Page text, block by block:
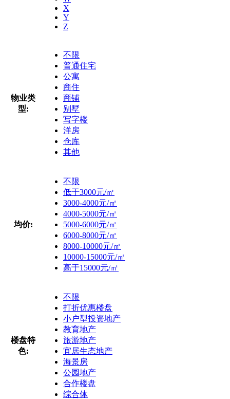
X
Y
Z
物业类
型:
不限
普通住宅
公寓
商住
商铺
别墅
写字楼
洋房
仓库
其他
均价:
不限
低于3000元/㎡
3000-4000元/㎡
4000-5000元/㎡
5000-6000元/㎡
6000-8000元/㎡
8000-10000元/㎡
10000-15000元/㎡
高于15000元/㎡
楼盘特
色:
不限
打折优惠楼盘
小户型投资地产
教育地产
旅游地产
宜居生态地产
海景房
公园地产
合作楼盘
综合体